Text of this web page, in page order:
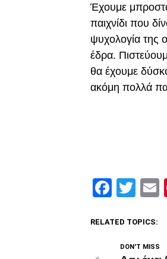
Έχουμε
παιχνίδι που
ψυχολογία της
έδρα.
θα έχουμε
ακόμη πολλά
RELATED TOPICS:
DON'T MISS